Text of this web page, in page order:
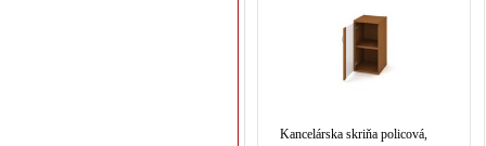
Kancelárska skriňa policová,